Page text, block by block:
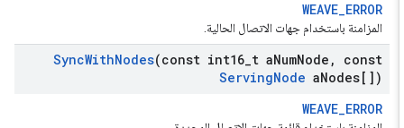
WEAVE_ERROR
المزامنة باستخدام جهات الاتصال الحالية.
SyncWithNodes(const int16 _ t aNumNode
const
ServingNode aNodes[])
WEAVE_ERROR